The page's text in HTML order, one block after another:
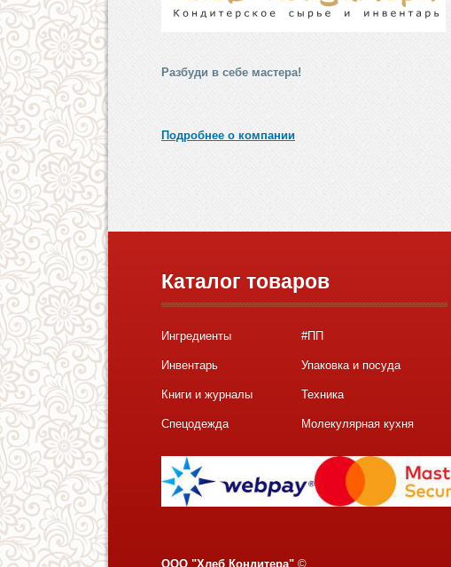
Разбуди в себе мастера!
Подробнее о компании
Каталог товаров
Ингредиенты #ПП
Инвентарь Упаковка и посуда
Книги и журналы Техника
Спецодежда Молекулярная кухня
ООО "Хлеб Кондитера" ©